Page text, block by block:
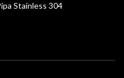
Stainless 304